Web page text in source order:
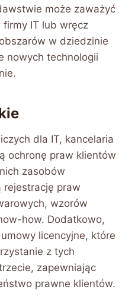
może zaważyć
firmy IT lub wręcz
w dziedzinie
nowych technologii
dla IT, kancelaria
ochronę praw klientów
zasobów
rejestrację praw
wzorów
how. Dodatkowo,
licencyjne, które
z tych
zapewniając
prawne klientów.